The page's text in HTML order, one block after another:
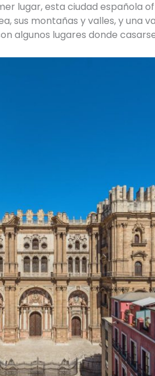
lugar, esta ciudad española
montañas y valles, y una
algunos lugares donde